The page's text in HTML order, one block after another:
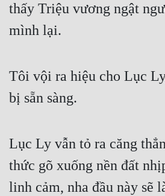
thấy Triệu vương ngật
mình lại.
Tôi vội ra hiệu cho Lục
bị sẵn sàng.
Lục Ly vẫn tỏ ra căng
thức gõ xuống nền đất
linh cảm, nha đầu này sẽ